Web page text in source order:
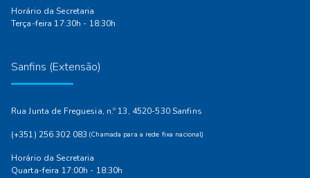
Horário da Secretaria
Terça-feira 17:30h - 18:30h
Sanfins (Extensão)
Rua Junta de Freguesia, n.º 13, 4520-530 Sanfins
(+351) 256 302 083 (Chamada para a rede fixa nacional)
Horário da Secretaria
Quarta-feira 17:00h - 18:30h